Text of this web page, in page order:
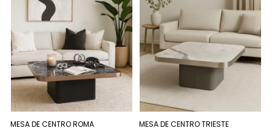
MESA DE CENTRO ROMA MESA DE CENTRO TRIESTE